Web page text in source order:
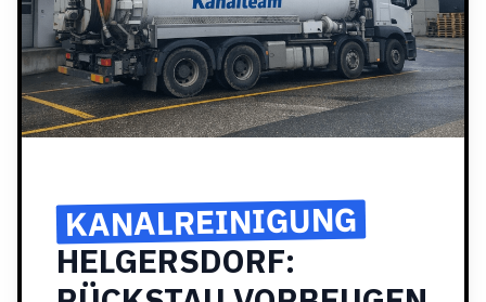
KANALREINIGUNG
HELGERSDORF: